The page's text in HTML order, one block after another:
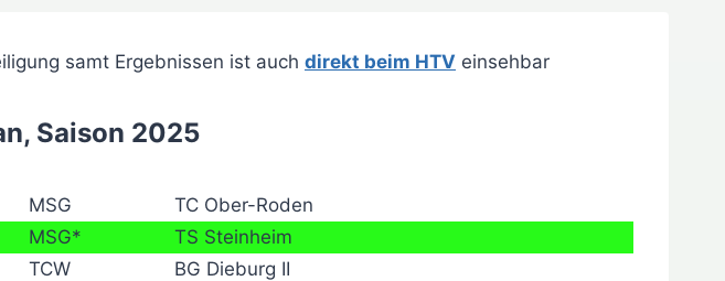
samt Ergebnissen ist auch direkt beim HTV einsehbar
Saison 2025
MSG
TC Ober-Roden
MSG*
TS Steinheim
TCW
BG Dieburg II